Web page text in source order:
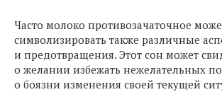
Часто молоко противозачаточное
символизировать также различные
и предотвращения. Этот сон может
о желании избежать нежелательных
о боязни изменения своей текущей